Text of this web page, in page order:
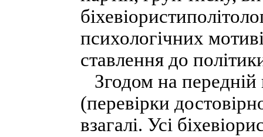
психологічних
ставлення до
Згодом на передній
(перевірки
взагалі. Усі